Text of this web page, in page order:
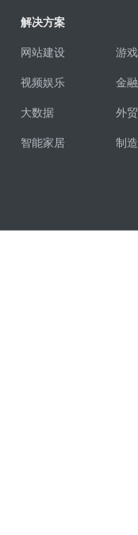
解决方案
网站建设 游
视频娱乐 金
大数据 外
智能家居 制